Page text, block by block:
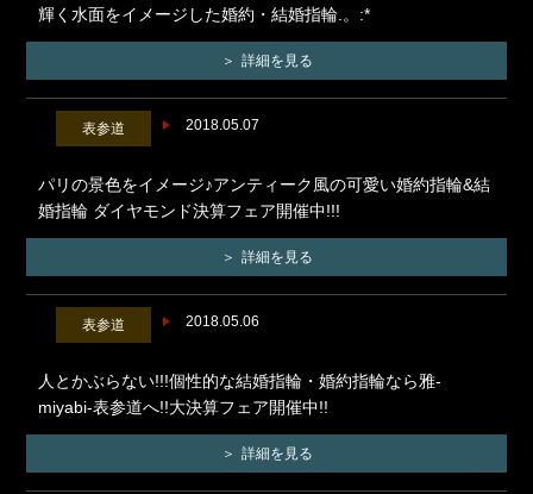
輝く水面をイメージした婚約・結婚指輪.。:*
詳細を見る
2018.05.07
表参道
パリの景色をイメージ♪アンティーク風の可愛い婚約指輪&結
婚指輪 ダイヤモンド決算フェア開催中!!!
詳細を見る
2018.05.06
表参道
人とかぶらない!!!個性的な結婚指輪・婚約指輪なら雅-
miyabi-表参道へ!!大決算フェア開催中!!
詳細を見る